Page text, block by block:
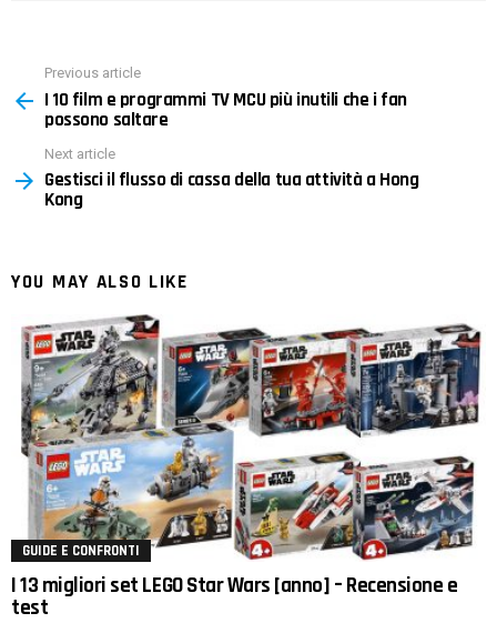
more
Previous article
I 10 film e programmi TV MCU più inutili che i fan
possono saltare
Next article
Gestisci il flusso di cassa della tua attività a Hong
Kong
YOU MAY ALSO LIKE
GUIDE E CONFRONTI
I 13 migliori set LEGO Star Wars [anno] – Recensione e
test